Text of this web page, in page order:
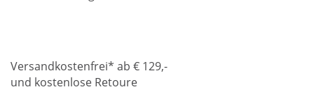
Versandkostenfrei* ab € 129,-
und kostenlose Retoure